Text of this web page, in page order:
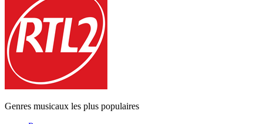
Genres musicaux les plus populaires